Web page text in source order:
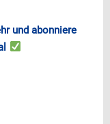
und abonniere